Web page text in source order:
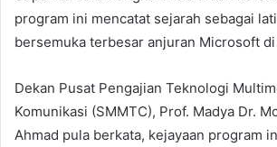
program ini mencatat sejarah sebagai
bersemuka terbesar anjuran Microsoft di
Dekan Pusat Pengajian Teknologi
Komunikasi (SMMTC), Prof. Madya Dr.
Ahmad pula berkata, kejayaan program